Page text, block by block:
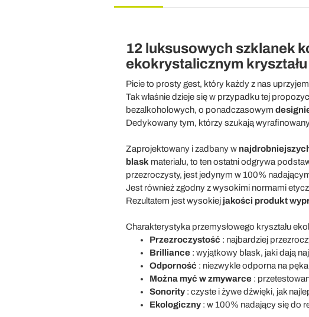
12 luksusowych szklanek
ekokrystalicznym
Picie to prosty gest, który każdy z nas
Tak właśnie dzieje się w przypadku tej
bezalkoholowych, o ponadczasowym
Dedykowany tym, którzy szukają
Zaprojektowany i zadbany w
blask materiału, to ten ostatni odgrywa
przezroczysty, jest jedynym w 100%
Jest również zgodny z wysokimi normami
Rezultatem jest wysokiej jakości produkt
Charakterystyka przemysłowego kryształu
Przezroczystość : najbardziej
Brilliance: wyjątkowy blask, jaki dają
Odporność : niezwykle odporna na
Można myć w zmywarce:
Sonority: czyste i żywe dźwięki, jak
Ekologiczny: w 100% nadający się do